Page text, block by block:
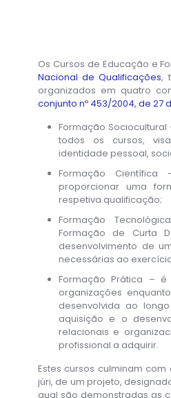
Os Cursos de Educação e
Nacional de Qualificações,
organizados em quatro
conjunto nº 453/2004, de 27
Formação
todos os cursos,
identidade pessoal,
Formação Científica
proporcionar uma
respetiva qualificação;
Formação
Formação de Curta
desenvolvimento de
necessárias ao
Formação Prática –
organizações
desenvolvida ao
aquisição e o
relacionais e
profissional a adquirir.
Estes cursos culminam
júri, de um projeto,
qual são demonstradas as